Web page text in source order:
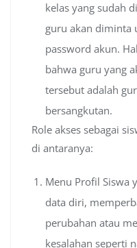
kelas yang sudah
guru akan diminta
password akun.
bahwa guru yang
tersebut adalah
bersangkutan.
Role akses sebagai
di antaranya:
Menu Profil Siswa
data diri,
perubahan atau
kesalahan seperti